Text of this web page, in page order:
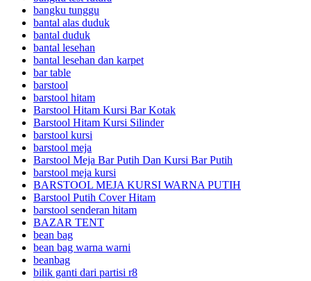
bangku tunggu
bantal alas duduk
bantal duduk
bantal lesehan
bantal lesehan dan karpet
bar table
barstool
barstool hitam
Barstool Hitam Kursi Bar Kotak
Barstool Hitam Kursi Silinder
barstool kursi
barstool meja
Barstool Meja Bar Putih Dan Kursi Bar Putih
barstool meja kursi
BARSTOOL MEJA KURSI WARNA PUTIH
Barstool Putih Cover Hitam
barstool senderan hitam
BAZAR TENT
bean bag
bean bag warna warni
beanbag
bilik ganti dari partisi r8